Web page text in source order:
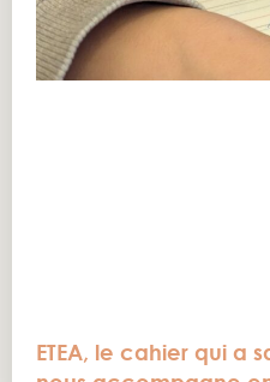
ETEA, le cahier qui a